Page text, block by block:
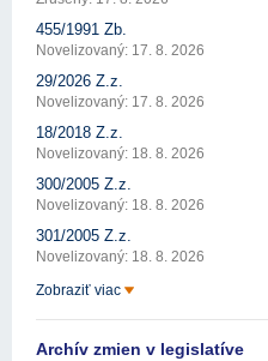
455/1991 Zb.
Novelizovaný: 17. 8. 2026
29/2026 Z.z.
Novelizovaný: 17. 8. 2026
18/2018 Z.z.
Novelizovaný: 18. 8. 2026
300/2005 Z.z.
Novelizovaný: 18. 8. 2026
301/2005 Z.z.
Novelizovaný: 18. 8. 2026
Zobraziť viac
Archív zmien v legislatíve